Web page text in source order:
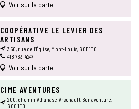
Voir sur la carte
COOPÉRATIVE LE LEVIER DES
ARTISANS
350, rue de l’Église, Mont-Louis, G0E 1T0
418 763-4247
Voir sur la carte
CIME AVENTURES
200, chemin Athanase-Arsenault, Bonaventure,
G0C 1E0